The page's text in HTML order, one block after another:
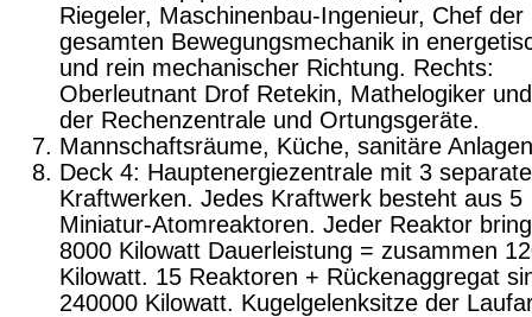
Riegeler, Maschinenbau-Ingenieur, Chef der
gesamten Bewegungsmechanik in
und rein mechanischer Richtung. Rechts:
Oberleutnant Drof Retekin, Mathelo­giker
der Rechenzentrale und Ortungs­geräte.
Mannschaftsräume, Küche, sanitäre Anlagen
Deck 4: Hauptenergiezentrale mit 3
Kraftwerken. Jedes Kraftwerk besteht aus 5
Miniatur-Atomreaktoren. Jeder Reaktor
8000 Kilowatt Dauerleistung = zusammen
Kilowatt. 15 Reaktoren + Rücken­aggregat
240000 Kilowatt. Kugelgelenk­sitze der